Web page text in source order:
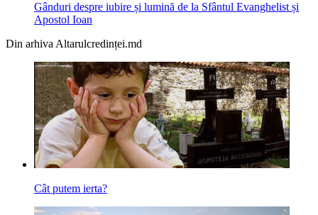
Gânduri despre iubire și lumină de la Sfântul Evanghelist și
Apostol Ioan
Din arhiva Altarulcredinței.md
Cât putem ierta?